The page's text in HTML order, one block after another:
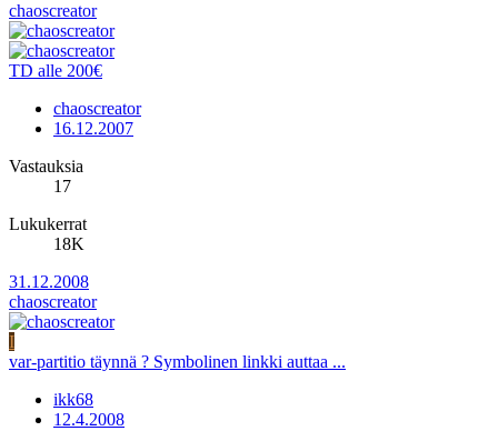
chaoscreator
TD alle 200€
chaoscreator
16.12.2007
Vastauksia
17
Lukukerrat
18K
31.12.2008
chaoscreator
I
var-partitio täynnä ? Symbolinen linkki auttaa ...
ikk68
12.4.2008